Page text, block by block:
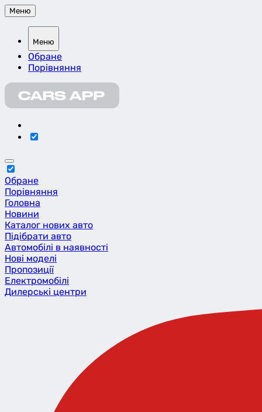
Меню
Меню
Обране
Порівняння
Обране
Порівняння
Головна
Новини
Каталог нових авто
Підібрати авто
Автомобілі в наявності
Нові моделі
Пропозиції
Eлектромобілі
Дилерські центри